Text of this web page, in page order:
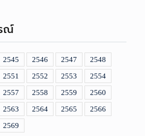
ณ์
2545 2546 2547 2548
2551 2552 2553 2554
2557 2558 2559 2560
2563 2564 2565 2566
2569